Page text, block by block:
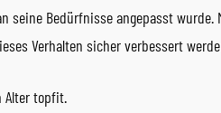
seine Bedürfnisse angepasst wurde.
Verhalten sicher verbessert
Alter topfit.